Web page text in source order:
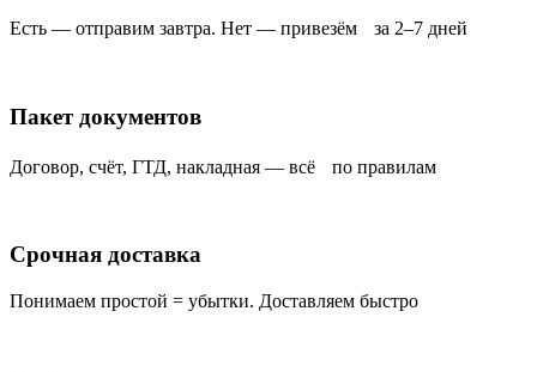
Есть — отправим завтра. Нет — привезём за 2–7 дней
Пакет документов
Договор, счёт, ГТД, накладная — всё по правилам
Срочная доставка
Понимаем простой = убытки. Доставляем быстро